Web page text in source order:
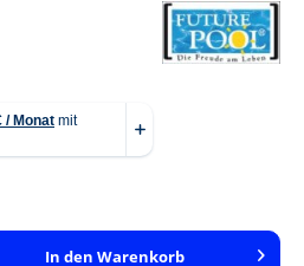
In den Warenkorb